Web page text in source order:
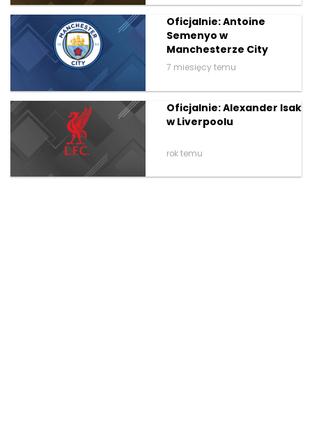
Oficjalnie: Antoine
Semenyo w
Manchesterze City
7 miesięcy temu
Oficjalnie: Alexander Isak
w Liverpoolu
rok temu